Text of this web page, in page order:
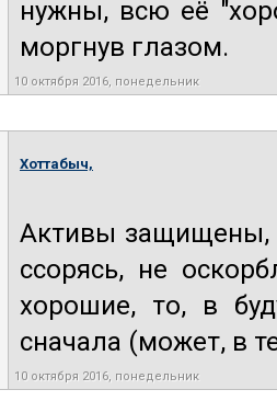
нужны, всю её
моргнув глазом.
10 октября 2016, понедельник
Хоттабыч,
Активы защищены,
ссорясь, не
хорошие, то, в
сначала (может, в
10 октября 2016, понедельник